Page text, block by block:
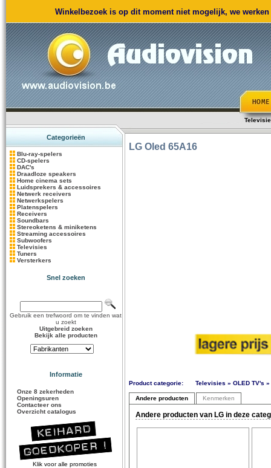
Winkelbezoek is op dit moment niet mogelijk, we
Categorieën
Blu-ray-spelers
CD-spelers
DAC's
Draadloze speakers
Home cinema sets
Luidsprekers & accessoires
Netwerk receivers
Netwerkspelers
Platenspelers
Receivers
Soundbars
Stereoketens & miniketens
Streaming accessoires
Subwoofers
Televisies
Tuners
Versterkers
Snel zoeken
Gebruik een trefwoord om te vinden wat
u zoekt
Uitgebreid zoeken
Bekijk alle producten
Informatie
Onze 8 zekerheden
Openingsuren
Contacteer ons
Overzicht catalogus
Klik voor alle promoties
LG Oled 65A16
Product categorie: Televisies » OLED TV's
Andere producten Kenmerken
Andere producten van LG in deze